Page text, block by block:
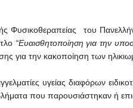
Φυσικοθεραπείας του
“Ευαισθητοποίηση για την
για την κακοποίηση των
υγείας διαφόρων
που παρουσιάστηκαν ή